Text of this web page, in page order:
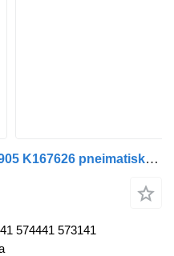
Scania S-Series (01.16-) LS4905 K167626 pneimatiskais kompresors paredzēts Scania L,P,G,R,S-series (2016-) vilcēja
574441 573141